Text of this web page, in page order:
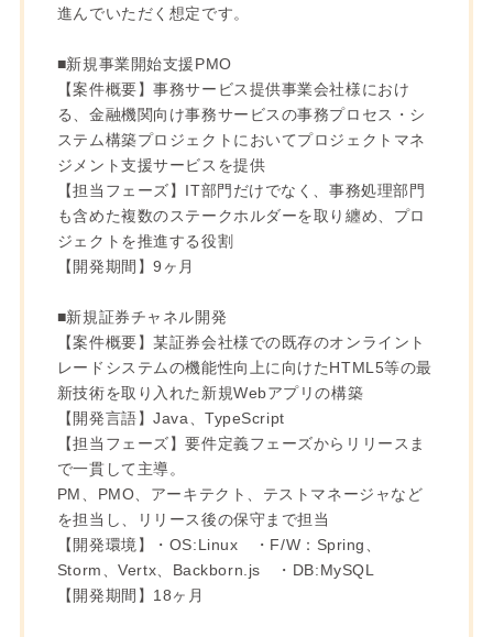
進んでいただく想定です。
■新規事業開始支援PMO
【案件概要】事務サービス提供事業会社様におけ
る、金融機関向け事務サービスの事務プロセス・シ
ステム構築プロジェクトにおいてプロジェクトマネ
ジメント支援サービスを提供
【担当フェーズ】IT部門だけでなく、事務処理部門
も含めた複数のステークホルダーを取り纏め、プロ
ジェクトを推進する役割
【開発期間】9ヶ月
■新規証券チャネル開発
【案件概要】某証券会社様での既存のオンライント
レードシステムの機能性向上に向けたHTML5等の最
新技術を取り入れた新規Webアプリの構築
【開発言語】Java、TypeScript
【担当フェーズ】要件定義フェーズからリリースま
で一貫して主導。
PM、PMO、アーキテクト、テストマネージャなど
を担当し、リリース後の保守まで担当
【開発環境】・OS:Linux ・F/W：Spring、
Storm、Vertx、Backborn.js ・DB:MySQL
【開発期間】18ヶ月